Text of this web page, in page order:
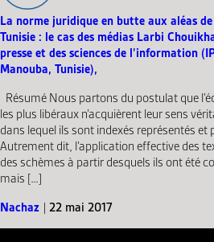
La norme juridique en butte aux aléas
Tunisie : le cas des médias Larbi
presse et des sciences de l’information
Manouba, Tunisie),
Résumé Nous partons du postulat que
les plus libéraux n’acquièrent leur sens
dans lequel ils sont indexés représentés
Autrement dit, l’application effective des
des schèmes à partir desquels ils ont été
mais […]
Nachaz | 22 mai 2017